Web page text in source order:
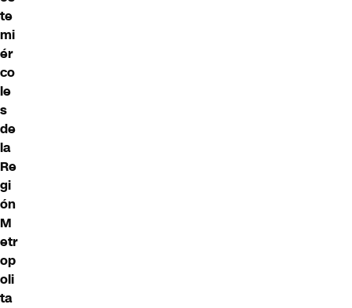
te
mi
ér
co
le
s
de
la
Re
gi
ón
M
etr
op
oli
ta